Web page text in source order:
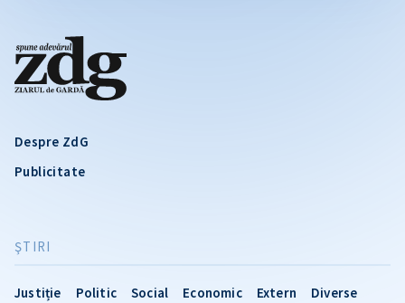
Despre ZdG
Publicitate
ŞTIRI
Justiție Politic Social Economic Extern Diverse